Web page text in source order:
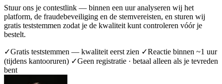
Stuur ons je contestlink — binnen een uur analyseren wij het
platform, de fraudebeveiliging en de stemvereisten, en sturen wij
gratis teststemmen zodat je de kwaliteit kunt controleren vóór je
bestelt.
✓Gratis teststemmen — kwaliteit eerst zien ✓Reactie binnen ~1 uur
(tijdens kantooruren) ✓Geen registratie · betaal alleen als je tevreden
bent